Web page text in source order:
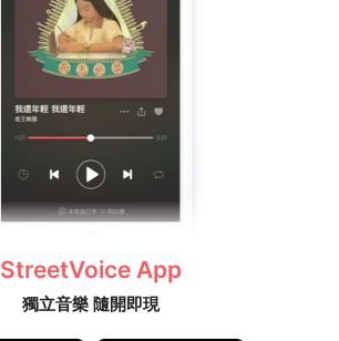
StreetVoice App
獨立音樂 隨開即現